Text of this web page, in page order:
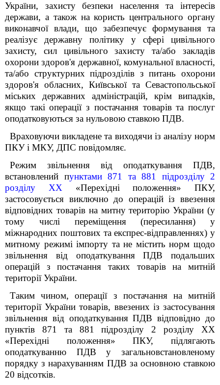
України, захисту безпеки населення та інтересів
держави, а також на користь центрального органу
виконавчої влади, що забезпечує формування та
реалізує державну політику у сфері цивільного
захисту, сил цивільного захисту та/або закладів
охорони здоров'я державної, комунальної власності,
та/або структурних підрозділів з питань охорони
здоров'я обласних, Київської та Севастопольської
міських державних адміністрацій, крім випадків,
якщо такі операції з постачання товарів та послуг
оподатковуються за нульовою ставкою ПДВ.
Враховуючи викладене та виходячи із аналізу норм
ПКУ і МКУ, ДПС повідомляє.
Режим звільнення від оподаткування ПДВ,
встановлений пунктами 871 та 881 підрозділу 2
розділу ХХ «Перехідні положення» ПКУ,
застосовується виключно до операцій із ввезення
відповідних товарів на митну територію України (у
тому числі переміщення (пересилання) у
міжнародних поштових та експрес-відправленнях) у
митному режимі імпорту та не містить норм щодо
звільнення від оподаткування ПДВ подальших
операцій з постачання таких товарів на митній
території України.
Таким чином, операції з постачання на митній
території України товарів, ввезених із застосування
звільнення від оподаткування ПДВ відповідно до
пунктів 871 та 881підрозділу 2 розділу ХХ
«Перехідні положення» ПКУ, підлягають
оподаткуванню ПДВ у загальновстановленому
порядку з нарахуванням ПДВ за основною ставкою
20 відсотків.